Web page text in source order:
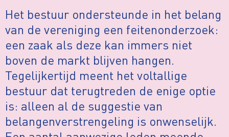
Het bestuur ondersteunde in het belang
van de vereniging een feitenonderzoek:
een zaak als deze kan immers niet
boven de markt blijven hangen.
Tegelijkertijd meent het voltallige
bestuur dat terugtreden de enige optie
is: alleen al de suggestie van
belangenverstrengeling is onwenselijk.